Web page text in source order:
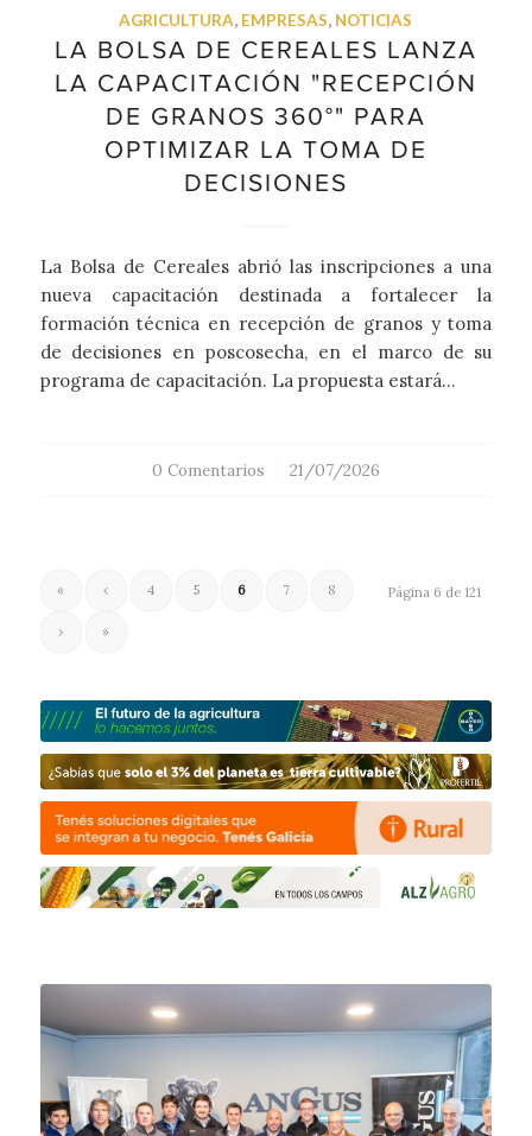
AGRICULTURA, EMPRESAS, NOTICIAS
LA BOLSA DE CEREALES LANZA
LA CAPACITACIÓN "RECEPCIÓN
DE GRANOS 360°" PARA
OPTIMIZAR LA TOMA DE
DECISIONES
La Bolsa de Cereales abrió las inscripciones a una
nueva capacitación destinada a fortalecer la
formación técnica en recepción de granos y toma
de decisiones en poscosecha, en el marco de su
programa de capacitación. La propuesta estará…
0 Comentarios
/ 21/07/2026
Página 6 de 121
« ‹ 4 5 6 7 8
› »